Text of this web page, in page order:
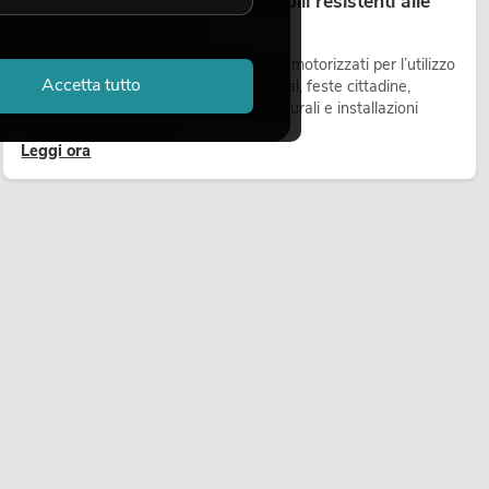
Le teste mobili outdoor sono proiettori motorizzati per l’utilizzo
all’aperto. Vengono impiegate in festival, feste cittadine,
concerti open-air, allestimenti architetturali e installazioni
Leggi ora
Accetta tutto